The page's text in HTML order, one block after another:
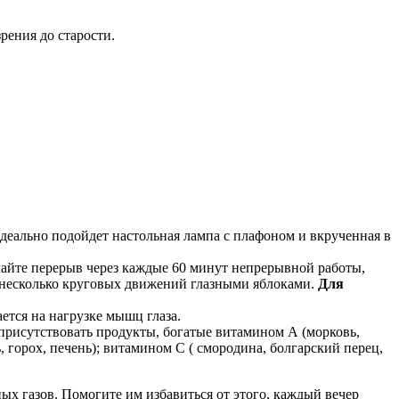
до старости.
подойдет настольная лампа с плафоном и вкрученная в
перерыв через каждые 60 минут непрерывной работы,
круговых движений глазными яблоками. Для
на нагрузке мышц глаза.
продукты, богатые витамином А (морковь,
печень); витамином С ( смородина, болгарский перец,
газов. Помогите им избавиться от этого, каждый вечер